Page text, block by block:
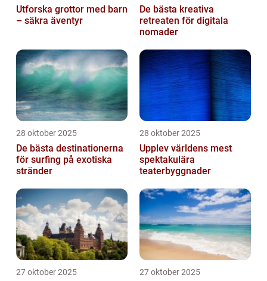
Utforska grottor med barn
– säkra äventyr
De bästa kreativa
retreaten för digitala
nomader
28 oktober 2025
De bästa destinationerna
för surfing på exotiska
stränder
28 oktober 2025
Upplev världens mest
spektakulära
teaterbyggnader
27 oktober 2025 27 oktober 2025